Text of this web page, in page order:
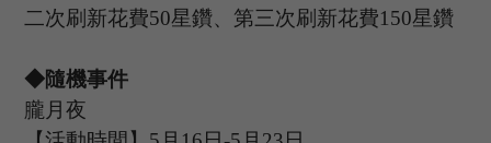
二次刷新花費50星鑽、第三次刷新花費150星鑽
◆隨機事件
朧月夜